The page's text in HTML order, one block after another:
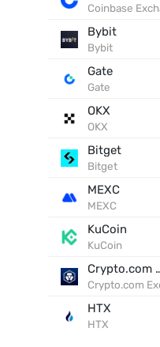
Coinbase
Bybit
Bybit
Gate
Gate
OKX
OKX
Bitget
Bitget
MEXC
MEXC
KuCoin
KuCoin
Crypto.com
HTX
HTX